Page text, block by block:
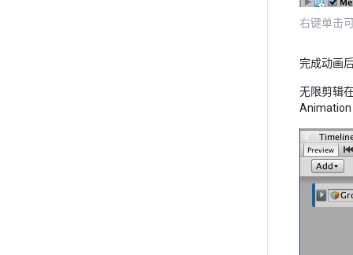
右键单击
完成动画
无限剪辑
Animation